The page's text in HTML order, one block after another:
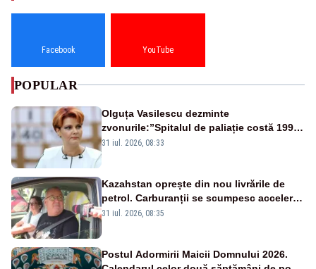
Facebook YouTube
POPULAR
Olguța Vasilescu dezminte
zvonurile:”Spitalul de paliație costă 199
de milioane de euro, nu 500 de milioane”
31 iul. 2026, 08:33
Kazahstan oprește din nou livrările de
petrol. Carburanții se scumpesc accelerat,
iar românii plătesc nota de plată
31 iul. 2026, 08:35
Postul Adormirii Maicii Domnului 2026.